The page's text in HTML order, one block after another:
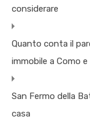
considerare
Quanto conta il
immobile a Como
San Fermo della
casa